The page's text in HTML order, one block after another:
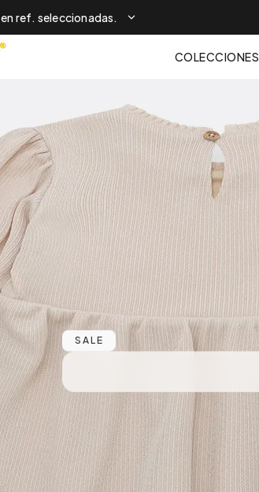
en ref. seleccionadas.
COLECCIONES
SALE